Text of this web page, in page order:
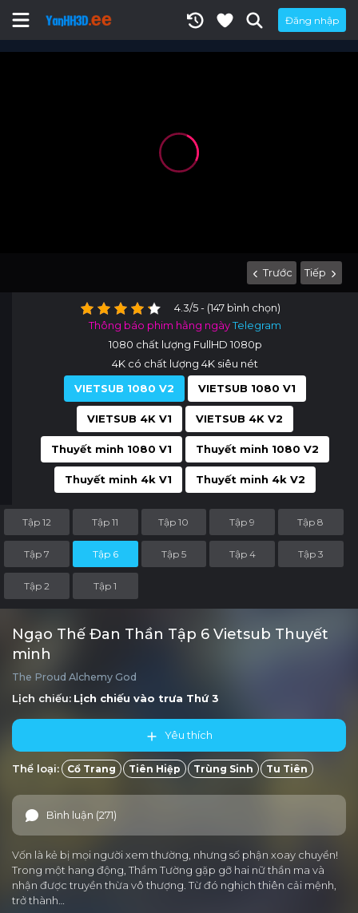
Đăng nhập
Trước Tiếp
4.3/5 - (147 bình chọn)
Thông báo phim hằng ngàyTelegram
1080 chất lượng FullHD 1080p
4K có chất lượng 4K siêu nét
VIETSUB 1080 V2
VIETSUB 1080 V1
VIETSUB 4K V1 VIETSUB 4K V2
Thuyết minh 1080 V1 Thuyết minh 1080 V2
Thuyết minh 4k V1 Thuyết minh 4k V2
Tập 12 Tập 11 Tập 10 Tập 9 Tập 8
Tập 7 Tập 6 Tập 5 Tập 4 Tập 3
Tập 2 Tập 1
Ngạo Thế Đan Thần Tập 6 Vietsub Thuyết
minh
The Proud Alchemy God
Lịch chiếu: Lịch chiếu vào trưa Thứ 3
Yêu thích
Thể loại: Cổ Trang Tiên Hiệp Trùng Sinh Tu Tiên
Bình luận (271)
Vốn là kẻ bị mọi người xem thường, nhưng số phận xoay chuyển!
Trong một hang động, Thẩm Tường gặp gỡ hai nữ thần ma và
nhận được truyền thừa vô thượng. Từ đó nghịch thiên cải mệnh,
trở thành…